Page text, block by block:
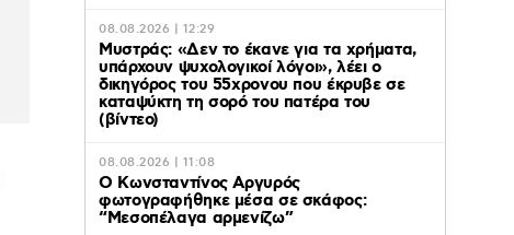
08.08.2026 | 12:29
Μυστράς: «Δεν το έκανε για τα χρήματα,
υπάρχουν ψυχολογικοί λόγοι», λέει ο
δικηγόρος του 55χρονου που έκρυβε σε
καταψύκτη τη σορό του πατέρα του
(βίντεο)
08.08.2026 | 11:08
Ο Κωνσταντίνος Αργυρός
φωτογραφήθηκε μέσα σε σκάφος:
“Μεσοπέλαγα αρμενίζω”